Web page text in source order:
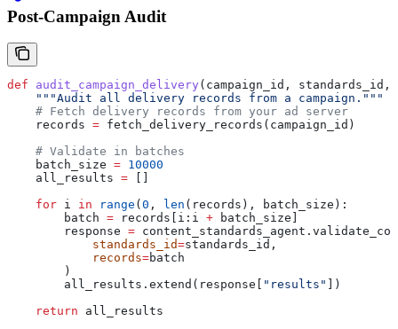
Post-Campaign Audit
def audit_campaign_delivery ( campaign_id , standards_id ,
    """Audit all delivery records from a campaign."""
    # Fetch delivery records from your ad server
    records
= fetch_delivery_records(campaign_id)
    # Validate in batches
    batch_size
= 10000
    all_results
=
    for
i in range ( 0 , len (records), batch_size):
        batch
= records[i:i + batch_size]
        response
=
            standards_id
=standards_id,
            records
=batch
        )
        all_results.extend(response[
"results"
])
    return
all_results